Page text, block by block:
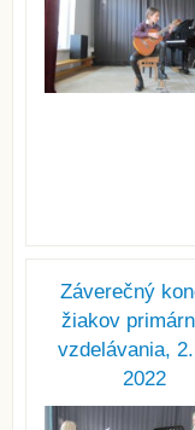
Záverečný
žiakov
vzdelávania,
2022